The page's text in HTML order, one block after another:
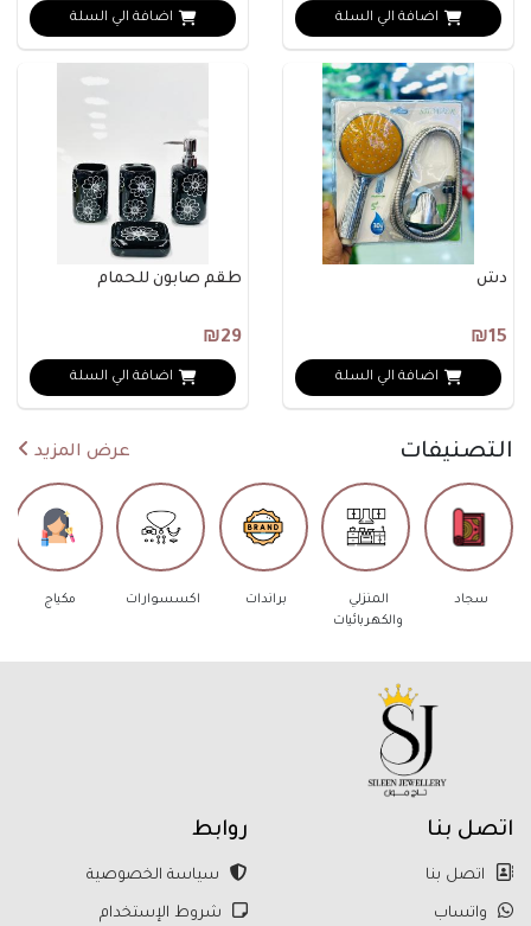
اضافة الي السلة اضافة الي السلة
دش
₪15
اضافة الي السلة
طقم صابون للحمام
₪29
اضافة الي السلة
التصنيفات عرض المزيد
المنزلي
براندات اكسسوارات مكياج عطور
اتصل بنا
اتصل بنا
واتساب
روابط
سياسة الخصوصية
شروط الإستخدام